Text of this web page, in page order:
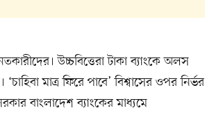
উচ্চবিত্তেরা টাকা ব্যাংকে অলস
মাত্র ফিরে পাবে’ বিশ্বাসের ওপর নির্ভর
বাংলাদেশ ব্যাংকের মাধ্যমে